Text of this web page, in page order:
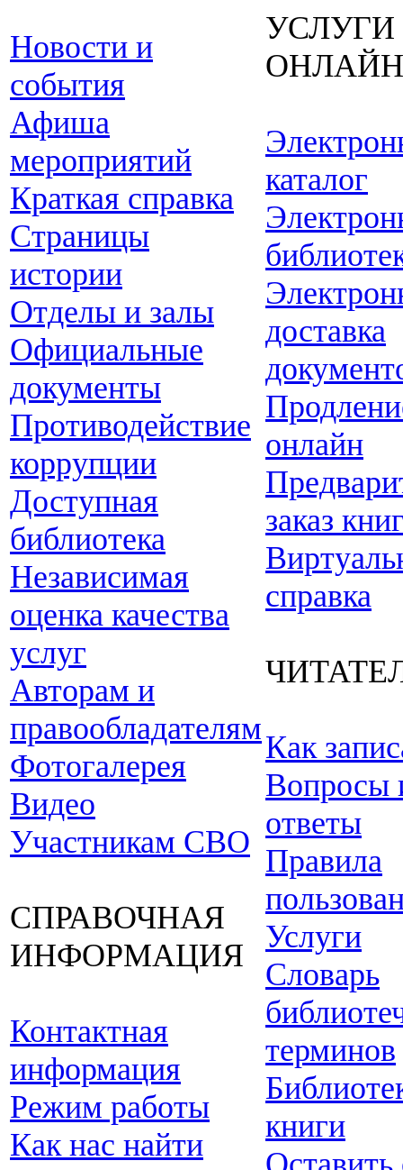
Новости и
события
Афиша
мероприятий
Краткая справка
Страницы
истории
Отделы и залы
Официальные
документы
Противодействие
коррупции
Доступная
библиотека
Независимая
оценка качества
услуг
Авторам и
правообладателям
Фотогалерея
Видео
Участникам СВО
СПРАВОЧНАЯ
ИНФОРМАЦИЯ
Контактная
информация
Режим работы
Как нас найти
УСЛУГИ
ОНЛАЙН
каталог
доставка
онлайн
заказ
справка
Как
Вопросы
ответы
Правила
Услуги
Словарь
терминов
книги